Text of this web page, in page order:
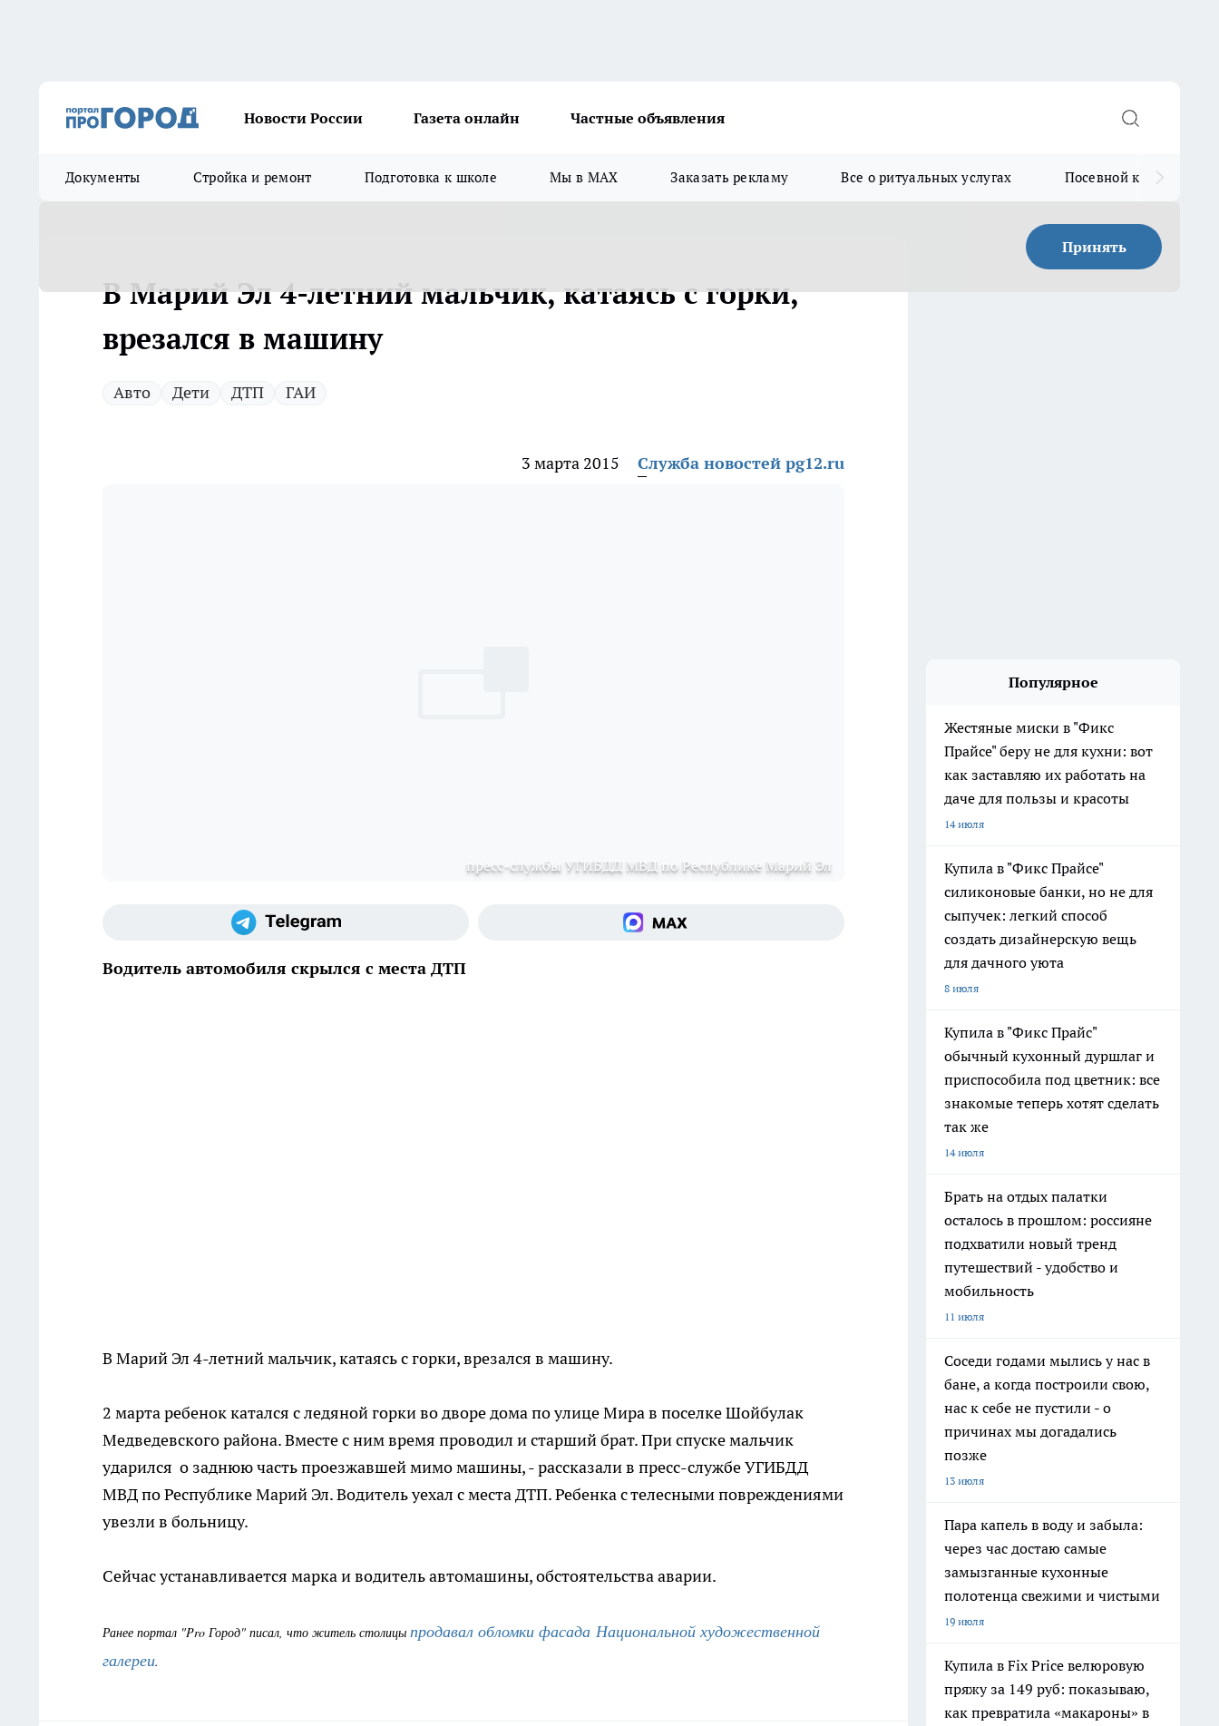
Новости России Газета онлайн Частные объявления
Документы Стройка и ремонт Подготовка к школе Мы в MAX Заказать рекламу Все о ритуальных услугах Посевной календарь
Принять
В Марий Эл 4-летний мальчик, катаясь с горки,
врезался в машину
Авто Дети ДТП ГАИ
3 марта 2015 Служба новостей pg12.ru
пресс-службы УГИБДД МВД по Республике Марий Эл
Водитель автомобиля скрылся с места ДТП
В Марий Эл 4-летний мальчик, катаясь с горки, врезался в машину.
2 марта ребенок катался с ледяной горки во дворе дома по улице Мира в поселке Шойбулак
Медведевского района. Вместе с ним время проводил и старший брат. При спуске мальчик
ударился о заднюю часть проезжавшей мимо машины, - рассказали в пресс-службе УГИБДД
МВД по Республике Марий Эл. Водитель уехал с места ДТП. Ребенка с телесными повреждениями
увезли в больницу.
Сейчас устанавливается марка и водитель автомашины, обстоятельства аварии.
Ранее портал "Pro Город" писал, что житель столицы продавал обломки фасада Национальной художественной
галереи.
Популярное
Жестяные миски в "Фикс
Прайсе" беру не для кухни: вот
как заставляю их работать на
даче для пользы и красоты
14 июля
Купила в "Фикс Прайсе"
силиконовые банки, но не для
сыпучек: легкий способ
создать дизайнерскую вещь
для дачного уюта
8 июля
Купила в "Фикс Прайс"
обычный кухонный дуршлаг и
приспособила под цветник: все
знакомые теперь хотят сделать
так же
14 июля
Брать на отдых палатки
осталось в прошлом: россияне
подхватили новый тренд
путешествий - удобство и
мобильность
11 июля
Соседи годами мылись у нас в
бане, а когда построили свою,
нас к себе не пустили - о
причинах мы догадались
позже
13 июля
Пара капель в воду и забыла:
через час достаю самые
замызганные кухонные
полотенца свежими и чистыми
19 июля
Купила в Fix Price велюровую
пряжу за 149 руб: показываю,
как превратила «макароны» в